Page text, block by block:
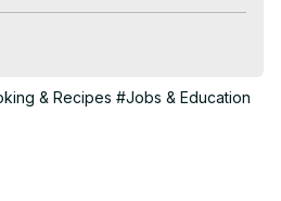
& Recipes #Jobs & Education